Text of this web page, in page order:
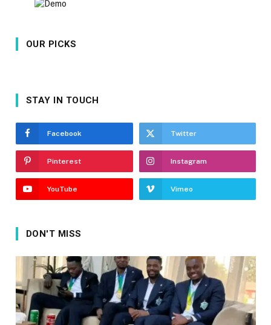
OUR PICKS
STAY IN TOUCH
Facebook Twitter
Pinterest Instagram
YouTube Vimeo
DON'T MISS